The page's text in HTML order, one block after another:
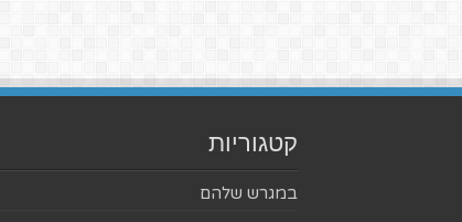
קטגוריות
במגרש שלהם